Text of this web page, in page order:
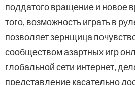
поддатого вращение и новое
того, возможность играть в
позволяет зернщица
сообществом азартных игр
глобальной сети интернет,
представление касательно